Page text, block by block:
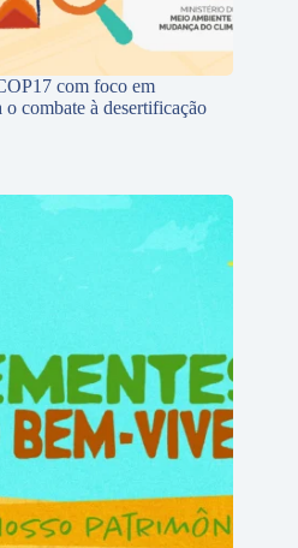
com foco em
o combate à desertificação